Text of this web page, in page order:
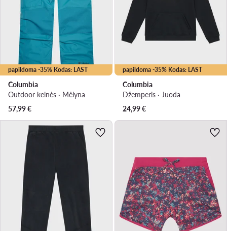
papildoma -35% Kodas: LAST
Columbia
Outdoor kelnės · Mėlyna
57,99€
papildoma -35% Kodas: LAST
Columbia
Džemperis · Juoda
24,99€